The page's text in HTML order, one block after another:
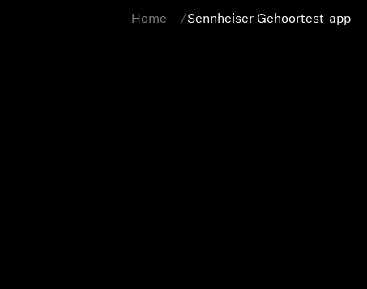
Home Sennheiser Gehoortest-app